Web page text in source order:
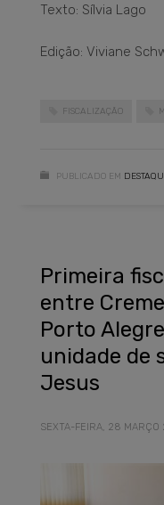
Texto: Sílvia Lago
Edição: Viviane
FISCALIZAÇÃO
PUBLICADO EM
Primeira
entre
Porto
unidade de
Jesus
SEXTA-FEIRA, 28